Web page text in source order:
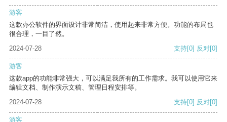
游客
这款办公软件的界面设计非常简洁，使用起来非常方便。功能的布局也
很合理，一目了然。
2024-07-28
支持[0] 反对[0]
游客
这款app的功能非常强大，可以满足我所有的工作需求。我可以使用它来
编辑文档、制作演示文稿、管理日程安排等。
2024-07-28
支持[0] 反对[0]
游客